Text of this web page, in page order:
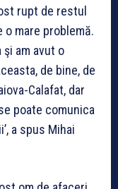
rupt de restul
mare problemă.
am avut o
de bine, de
Calafat, dar
poate comunica
a spus Mihai